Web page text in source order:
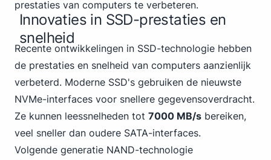
prestaties van computers te verbeteren.
Innovaties in SSD-prestaties en
snelheid
Recente ontwikkelingen in SSD-technologie hebben
de prestaties en snelheid van computers aanzienlijk
verbeterd. Moderne SSD's gebruiken de nieuwste
NVMe-interfaces voor snellere gegevensoverdracht.
Ze kunnen leessnelheden tot 7000 MB/s bereiken,
veel sneller dan oudere SATA-interfaces.
Volgende generatie NAND-technologie